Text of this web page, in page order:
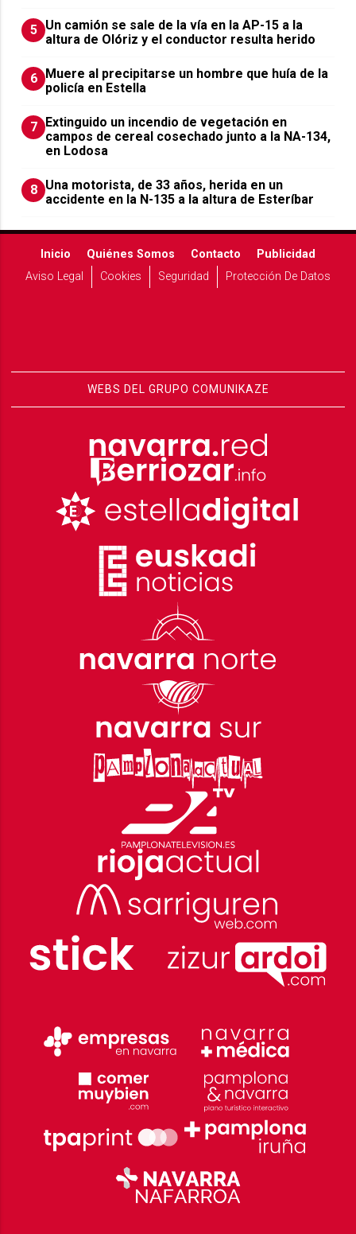
5 Un camión se sale de la vía en la AP-15 a la
altura de Olóriz y el conductor resulta herido
6
Muere al precipitarse un hombre que huía de la
policía en Estella
7
Extinguido un incendio de vegetación en
campos de cereal cosechado junto a la NA-134,
en Lodosa
8 Una motorista, de 33 años, herida en un
accidente en la N-135 a la altura de Esteríbar
Inicio Quiénes Somos Contacto
Publicidad
Aviso Legal
Cookies Seguridad Protección De Datos
WEBS DEL GRUPO COMUNIKAZE